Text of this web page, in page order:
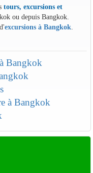
tours, excursions et
ou depuis Bangkok.
excursions à Bangkok.
Bangkok
à Bangkok